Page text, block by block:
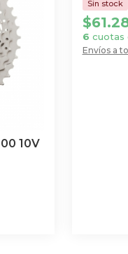
10V
Envíos a
$
6 cuotas